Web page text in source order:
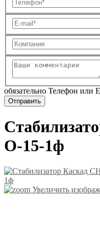
обязательно Телефон или
О-15-1ф
Увеличить